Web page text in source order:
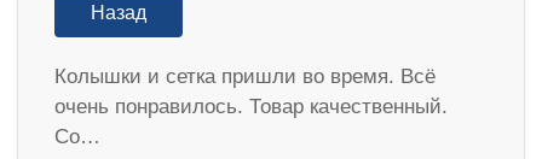
Назад
Колышки и сетка пришли во время. Всё
очень понравилось. Товар качественный.
Со…